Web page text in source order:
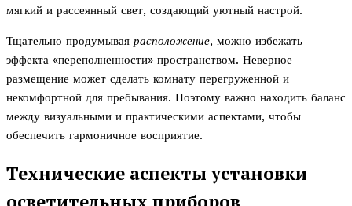
мягкий и рассеянный свет, создающий уютный настрой.
Тщательно продумывая расположение, можно избежать
эффекта «переполненности» пространством. Неверное
размещение может сделать комнату перегруженной и
некомфортной для пребывания. Поэтому важно находить баланс
между визуальными и практическими аспектами, чтобы
обеспечить гармоничное восприятие.
Технические аспекты установки